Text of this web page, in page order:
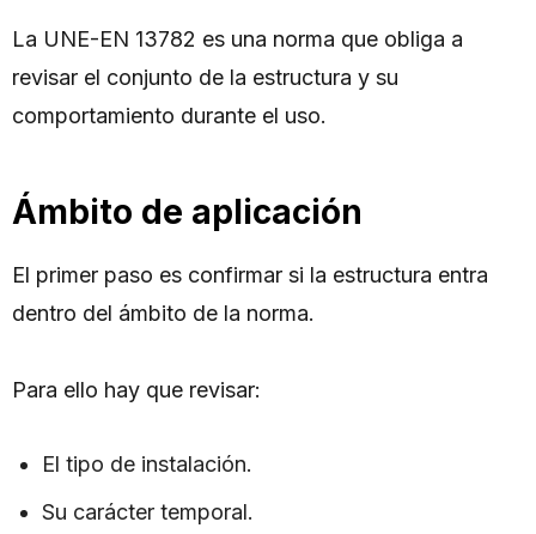
La UNE-EN 13782 es una norma que obliga a
revisar el conjunto de la estructura y su
comportamiento durante el uso.
Ámbito de aplicación
El primer paso es confirmar si la estructura entra
dentro del ámbito de la norma.
Para ello hay que revisar:
El tipo de instalación.
Su carácter temporal.